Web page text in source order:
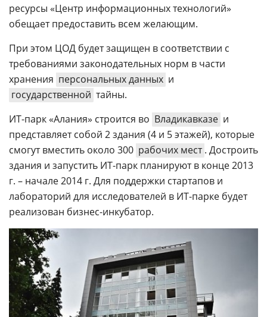
ресурсы «Центр информационных технологий»
обещает предоставить всем желающим.
При этом ЦОД будет защищен в соответствии с
требованиями законодательных норм в части
хранения персональных данных и
государственной тайны.
ИТ-парк «Алания» строится во Владикавказе и
представляет собой 2 здания (4 и 5 этажей), которые
смогут вместить около 300 рабочих мест . Достроить
здания и запустить ИТ-парк планируют в конце 2013
г. – начале 2014 г. Для поддержки стартапов и
лабораторий для исследователей в ИТ-парке будет
реализован бизнес-инкубатор.